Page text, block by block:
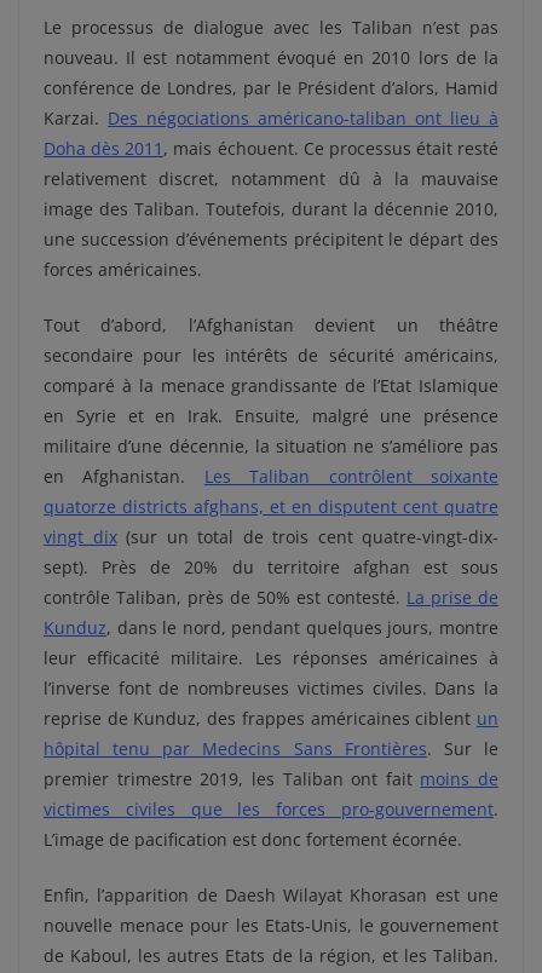
Le processus de dialogue avec les Taliban n’est pas
nouveau. Il est notamment évoqué en 2010 lors de la
conférence de Londres, par le Président d’alors, Hamid
Karzai. Des négociations américano-taliban ont lieu à
Doha dès 2011 , mais échouent. Ce processus était resté
relativement discret, notamment dû à la mauvaise
image des Taliban. Toutefois, durant la décennie 2010,
une succession d’événements précipitent le départ des
forces américaines.
Tout d’abord, l’Afghanistan devient un théâtre
secondaire pour les intérêts de sécurité américains,
comparé à la menace grandissante de l’Etat Islamique
en Syrie et en Irak. Ensuite, malgré une présence
militaire d’une décennie, la situation ne s’améliore pas
en Afghanistan. Les Taliban contrôlent soixante
quatorze districts afghans, et en disputent cent quatre
vingt dix(sur un total de trois cent quatre-vingt-dix-
sept). Près de 20% du territoire afghan est sous
contrôle Taliban, près de 50% est contesté. La prise de
Kunduz, dans le nord, pendant quelques jours, montre
leur efficacité militaire. Les réponses américaines à
l’inverse font de nombreuses victimes civiles. Dans la
reprise de Kunduz, des frappes américaines ciblent un
hôpital tenu par Medecins Sans Frontières. Sur le
premier trimestre 2019, les Taliban ont fait moins de
victimes civiles que les forces pro-gouvernement.
L’image de pacification est donc fortement écornée.
Enfin, l’apparition de Daesh Wilayat Khorasan est une
nouvelle menace pour les Etats-Unis, le gouvernement
de Kaboul, les autres Etats de la région, et les Taliban.